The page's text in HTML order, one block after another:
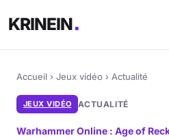
KRINEIN
Accueil › Jeux vidéo › Actualité
JEUX VIDÉO ACTUALITÉ
Warhammer Online : Age of